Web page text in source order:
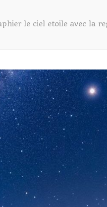
le ciel etoile avec la